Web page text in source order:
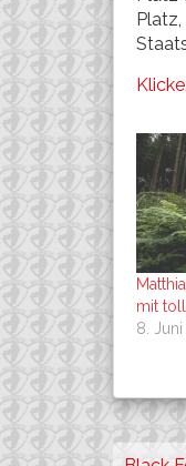
mit
8.